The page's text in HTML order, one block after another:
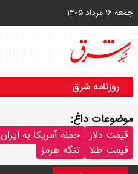
جمعه ۱۶ مرداد ۱۴۰۵
روزنامه شرق
موضوعات داغ:
قیمت دلار حمله آمریکا به ایران
قیمت طلا
تنگه هرمز ۱۴۰۵/ صعود طلا ادامه‌دار شد